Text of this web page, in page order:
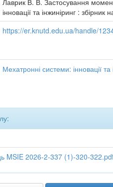
Лаврик В. В. Застосування
інновації та інжиніринг :
https://er.knutd.edu.ua/handle/
Мехатронні системи: інновації та
MSIE 2026-2-337 (1)-320-